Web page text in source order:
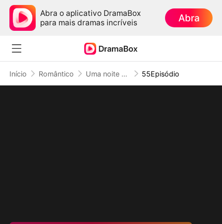
Abra o aplicativo DramaBox
para mais dramas incríveis
Abra
Início Romântico Uma noite com Rei Dragão, Duas Fofuras em Ação 55Episódio